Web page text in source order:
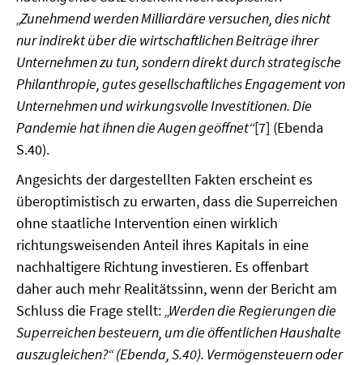
„Zunehmend werden Milliardäre versuchen, dies nicht
nur indirekt über die wirtschaftlichen Beiträge ihrer
Unternehmen zu tun, sondern direkt durch strategische
Philanthropie, gutes gesellschaftliches Engagement von
Unternehmen und wirkungsvolle Investitionen. Die
Pandemie hat ihnen die Augen geöffnet“[7] (Ebenda
S.40).
Angesichts der dargestellten Fakten erscheint es
überoptimistisch zu erwarten, dass die Superreichen
ohne staatliche Intervention einen wirklich
richtungsweisenden Anteil ihres Kapitals in eine
nachhaltigere Richtung investieren. Es offenbart
daher auch mehr Realitätssinn, wenn der Bericht am
Schluss die Frage stellt:„Werden die Regierungen die
Superreichen besteuern, um die öffentlichen Haushalte
auszugleichen?“ (Ebenda, S.40). Vermögensteuern oder